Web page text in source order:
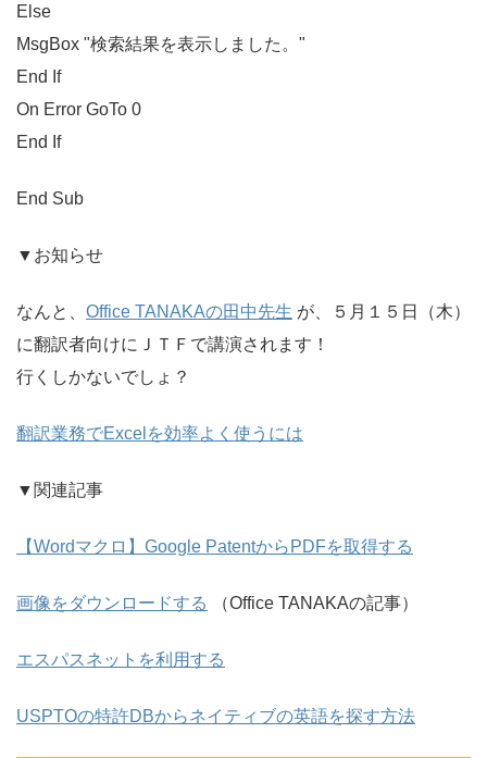
Else
MsgBox "検索結果を表示しました。"
End If
On Error GoTo 0
End If
End Sub
▼お知らせ
なんと、 Office TANAKAの田中先生 が、５月１５日（木）
に翻訳者向けにＪＴＦで講演されます！
行くしかないでしょ？
翻訳業務でExcelを効率よく使うには
▼関連記事
【Wordマクロ】Google PatentからPDFを取得する
画像をダウンロードする （Office TANAKAの記事）
エスパスネットを利用する
USPTOの特許DBからネイティブの英語を探す方法